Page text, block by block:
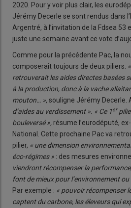
2020. Pour y voir plus clair, les
Jérémy Decerle se sont rendus dans
Argentré, à l’invitation de la Fdsea 53
juste une semaine avant ce vote
Comme pour la précédente Pac, la
composerait toujours de deux piliers.
retrouverait les aides directes basées
à la production, donc à la vache
mouton… », souligne Jérémy Decerle.
d’aides au verdissement ». « Ce 1er
bouleversé », résume l’eurodéputé,
National. Cette prochaine Pac va
pilier, « une dimension
éco-régimes » : des mesures
viendront récompenser la
font de mieux pour l’environnement ou
Par exemple : « pouvoir récompenser
captent du carbone, les éleveurs qui